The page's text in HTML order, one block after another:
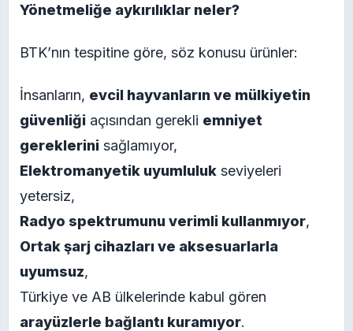
Yönetmeliğe aykırılıklar neler?
BTK’nın tespitine göre, söz konusu ürünler:
İnsanların, evcil hayvanların ve mülkiyetin
güvenliği açısından gerekli emniyet
gereklerini sağlamıyor,
Elektromanyetik uyumluluk seviyeleri
yetersiz,
Radyo spektrumunu verimli kullanmıyor,
Ortak şarj cihazları ve aksesuarlarla
uyumsuz,
Türkiye ve AB ülkelerinde kabul gören
arayüzlerle bağlantı kuramıyor.